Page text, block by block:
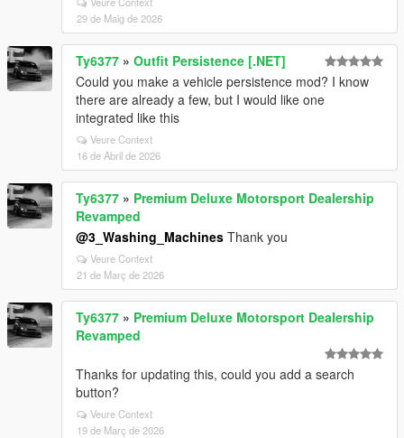
29 de Maig de 2026
Ty6377 » Outfit Persistence [.NET]
Could you make a vehicle persistence mod? I know
there are already a few, but I would like one
integrated like this
Veure Context
16 de Abril de 2026
Ty6377 » Premium Deluxe Motorsport Dealership
Revamped
@3_Washing_Machines Thank you
Veure Context
21 de Març de 2026
Ty6377 » Premium Deluxe Motorsport Dealership
Revamped
Thanks for updating this, could you add a search
button?
Veure Context
19 de Març de 2026